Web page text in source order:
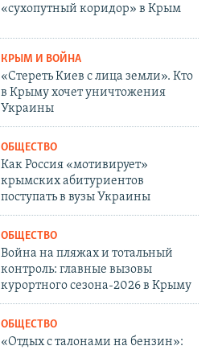
«сухопутный коридор» в Крым
КРЫМ И ВОЙНА
«Стереть Киев с лица земли». Кто
в Крыму хочет уничтожения
Украины
ОБЩЕСТВО
Как Россия «мотивирует»
крымских абитуриентов
поступать в вузы Украины
ОБЩЕСТВО
Война на пляжах и тотальный
контроль: главные вызовы
курортного сезона-2026 в Крыму
ОБЩЕСТВО
«Отдых с талонами на бензин»: